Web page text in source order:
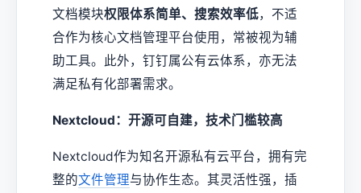
文档模块权限体系简单、搜索效率低，不适
合作为核心文档管理平台使用，常被视为辅
助工具。此外，钉钉属公有云体系，亦无法
满足私有化部署需求。
Nextcloud：开源可自建，技术门槛较高
Nextcloud作为知名开源私有云平台，拥有完
整的文件管理与协作生态。其灵活性强，插